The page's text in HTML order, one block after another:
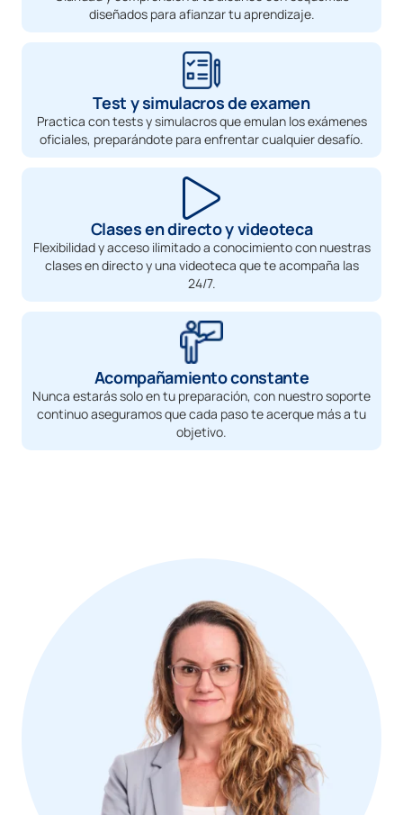
diseñados para afianzar tu aprendizaje.
Test y simulacros de examen
Practica con tests y simulacros que emulan los exámenes
oficiales, preparándote para enfrentar cualquier desafío.
Clases en directo y videoteca
Flexibilidad y acceso ilimitado a conocimiento con nuestras
clases en directo y una videoteca que te acompaña las
24/7.
Acompañamiento constante
Nunca estarás solo en tu preparación, con nuestro soporte
continuo aseguramos que cada paso te acerque más a tu
objetivo.